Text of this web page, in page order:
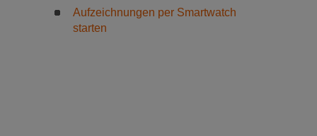
Aufzeichnungen per Smartwatch
starten